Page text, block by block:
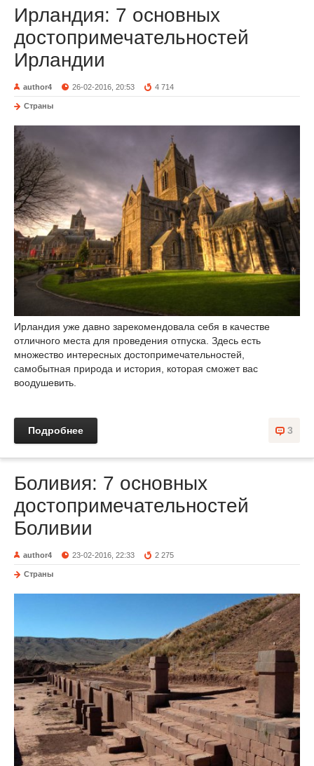
Ирландия: 7 основных
достопримечательностей
Ирландии
author4 26-02-2016, 20:53 4 714
Страны
Ирландия уже давно зарекомендовала себя в качестве
отличного места для проведения отпуска. Здесь есть
множество интересных достопримечательностей,
самобытная природа и история, которая сможет вас
воодушевить.
3
Подробнее
Боливия: 7 основных
достопримечательностей
Боливии
author4 23-02-2016, 22:33 2 275
Страны